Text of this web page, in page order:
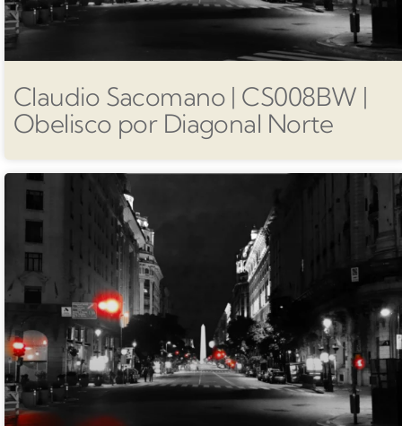
Claudio Sacomano | CS008BW |
Obelisco por Diagonal Norte